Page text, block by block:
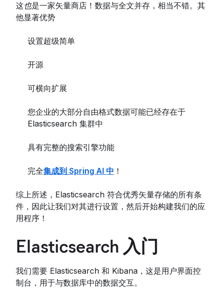
这也是一家矢量商店！数据与全文并存，相当不错。其
他显著优势
设置超级简单
开源
可横向扩展
您企业的大部分自由格式数据可能已经存在于
Elasticsearch 集群中
具有完整的搜索引擎功能
完全集成到 Spring AI 中 ！
综上所述，Elasticsearch 符合优秀矢量存储的所有条
件，因此让我们对其进行设置，然后开始构建我们的应
用程序！
Elasticsearch 入门
我们需要 Elasticsearch 和 Kibana，这是用户界面控
制台，用于与数据库中的数据交互。